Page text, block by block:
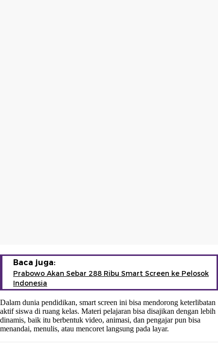
Baca juga:
Prabowo Akan Sebar 288 Ribu Smart Screen ke Pelosok
Indonesia
Dalam dunia pendidikan, smart screen ini bisa mendorong keterlibatan
aktif siswa di ruang kelas. Materi pelajaran bisa disajikan dengan lebih
dinamis, baik itu berbentuk video, animasi, dan pengajar pun bisa
menandai, menulis, atau mencoret langsung pada layar.